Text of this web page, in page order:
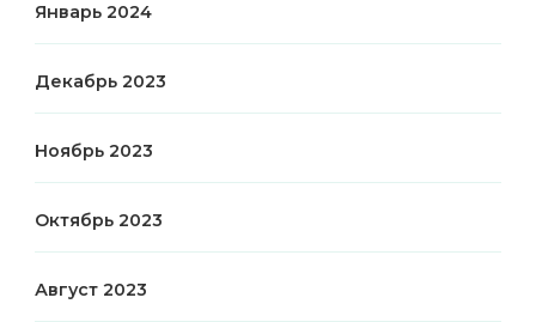
Январь 2024
Декабрь 2023
Ноябрь 2023
Октябрь 2023
Август 2023